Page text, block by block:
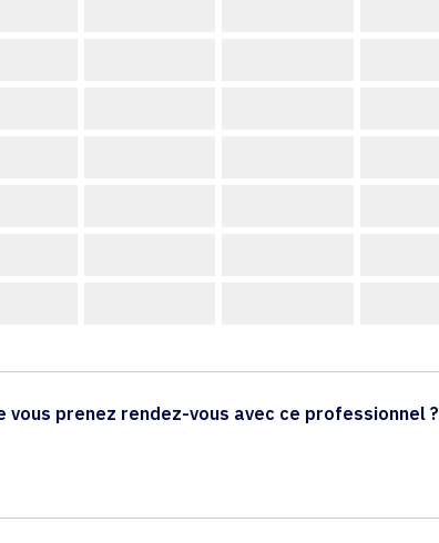
prenez rendez-vous avec ce professionnel ?